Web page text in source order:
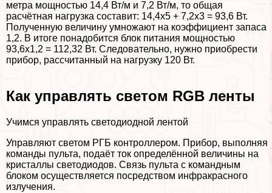
метра мощностью 14,4 Вт/м и 7,2 Вт/м, то общая
расчётная нагрузка составит: 14,4х5 + 7,2х3 = 93,6 Вт.
Полученную величину умножают на коэффициент запаса
1,2. В итоге понадобится блок питания мощностью
93,6х1,2 = 112,32 Вт. Следовательно, нужно приобрести
прибор, рассчитанный на нагрузку 120 Вт.
Как управлять светом RGB ленты
Учимся управлять светодиодной лентой
Управляют светом РГБ контроллером. Прибор, выполняя
комaнды пульта, подаёт ток определённой величины на
кристаллы светодиодов. Связь пульта с комaндным
блоком осуществляется посредством инфpaкрасного
излучения.